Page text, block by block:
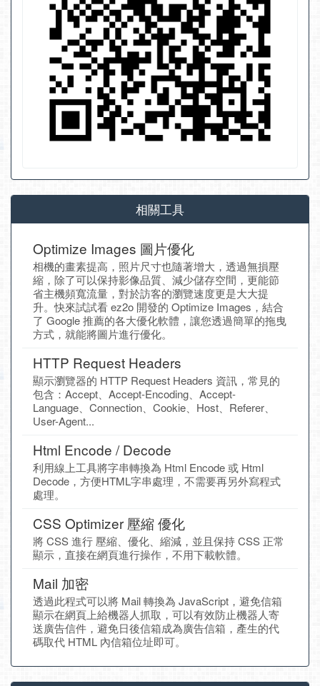
相關工具
Optimize Images 圖片優化
相機的畫素提高，照片尺寸也隨著增大，透過無損壓
縮，除了可以保持影像品質、減少儲存空間，更能節
省主機頻寬流量，對於訪客的瀏覽速度更是大大提
升。快來試試看 ez2o 開發的 Optimize Images，結合
了 Google 推薦的各大優化軟體，讓您透過簡單的拖曳
方式，就能將圖片進行優化。
HTTP Request Headers
顯示瀏覽器的 HTTP Request Headers 資訊，常見的
包含：Accept、Accept-Encoding、Accept-
Language、Connection、Cookie、Host、Referer、
User-Agent...
Html Encode / Decode
利用線上工具將字串轉換為 Html Encode 或 Html
Decode，方便HTML字串處理，不需要再另外寫程式
處理。
CSS Optimizer 壓縮 優化
將 CSS 進行 壓縮、優化、縮減，並且保持 CSS 正常
顯示，直接在網頁進行操作，不用下載軟體。
Mail 加密
透過此程式可以將 Mail 轉換為 JavaScript，避免信箱
顯示在網頁上給機器人抓取，可以有效防止機器人寄
送廣告信件，避免日後信箱成為廣告信箱，產生的代
碼取代 HTML 內信箱位址即可。